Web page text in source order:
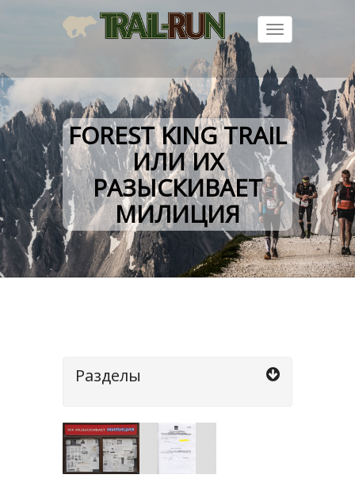
Toggle
navigation
FOREST KING TRAIL
ИЛИ ИХ
РАЗЫСКИВАЕТ
МИЛИЦИЯ
Разделы